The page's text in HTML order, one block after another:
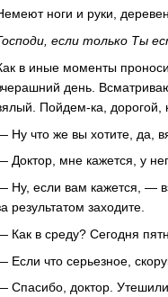
ноги и руки,
если только Ты
в иные моменты
день.
Пойдем-ка, дорогой,
Ну что же вы хотите, да,
Доктор, мне кажется, у
Ну, если вам кажется, —
результатом заходите.
Как в среду? Сегодня
Если что серьезное,
Спасибо, доктор.